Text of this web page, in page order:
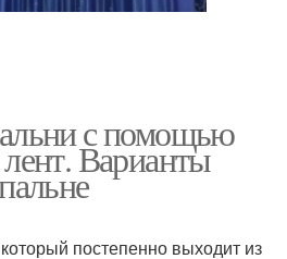
с помощью
Варианты
постепенно выходит из